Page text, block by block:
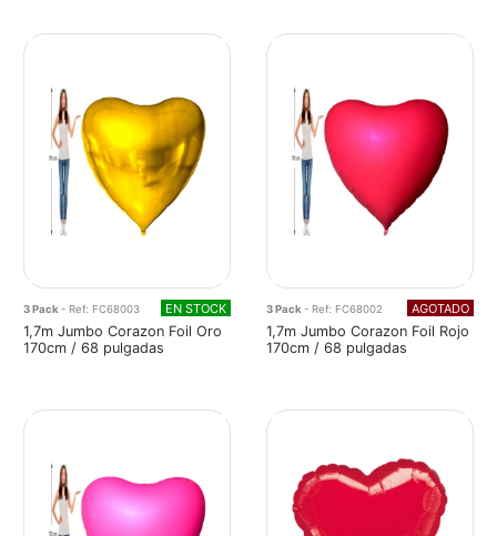
3 Pack - Ref: FC68003 EN STOCK
1,7m Jumbo Corazon Foil Oro
170cm / 68 pulgadas
3 Pack - Ref: FC68002 AGOTADO
1,7m Jumbo Corazon Foil Rojo
170cm / 68 pulgadas